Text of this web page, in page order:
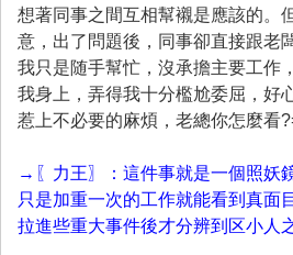
想著同事之間互相幫襯是應該的。
意，出了問題後，同事卻直接跟老
我只是随手幫忙，沒承擔主要工作
我身上，弄得我十分檻尬委屈，好
惹上不必要的麻煩，老總你怎麼看
→ 〖力王〗：這件事就是一個照妖
只是加重一次的工作就能看到真面
拉進些重大事件後才分辨到区小人